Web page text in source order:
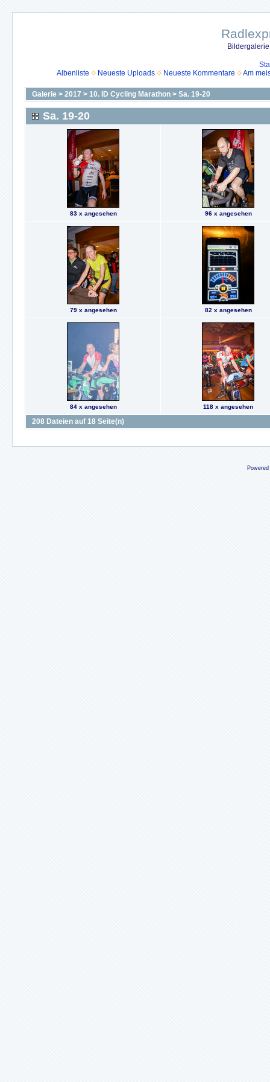
Albenliste
Neueste Uploads Neueste Kommentare Am
Galerie > 2017 > 10. ID Cycling Marathon > Sa. 19-20
Sa. 19-20
83 x angesehen 96 x angesehen
79 x angesehen 82 x angesehen
84 x angesehen 118 x angesehen
208 Dateien auf 18 Seite(n)